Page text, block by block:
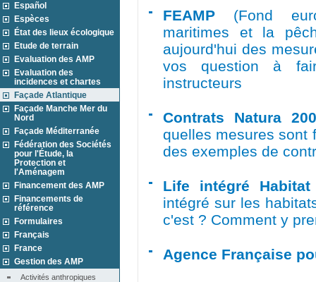
Español
Espèces
État des lieux écologique
Etude de terrain
Evaluation des AMP
Evaluation des
incidences et chartes
Façade Atlantique
Façade Manche Mer du
Nord
Façade Méditerranée
Fédération des Sociétés
pour l'Étude, la
Protection et
l'Aménagem
Financement des AMP
Financements de
référence
Formulaires
Français
France
Gestion des AMP
Activités anthropiques
FEAMP (Fond
maritimes et la
aujourd'hui des
vos question à
instructeurs
Contrats Natura
quelles mesures sont
des exemples de
Life intégré Habitat
intégré sur les
c'est ? Comment y
Agence Française